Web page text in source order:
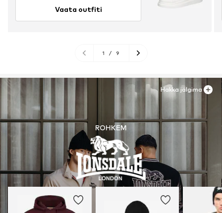
Vaata outfiti
1 / 9
ROHKEM
Hakka jälgima